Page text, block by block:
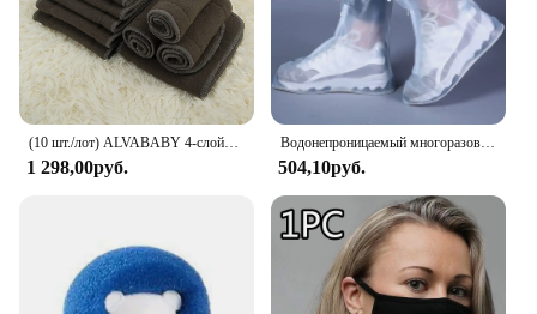
(10 шт./лот) ALVABABY 4-слойная стандартная Высококачественная детская подставка из бамбукового угля, моющаяся многоразовая вставка
1 298,00руб.
Водонепроницаемый многоразовый чехол для обуви, силиконовые защитные чехлы унисекс для обуви, защита от дождя для дома и улицы, противоскользящая обувь для дождливой погоды
504,10руб.